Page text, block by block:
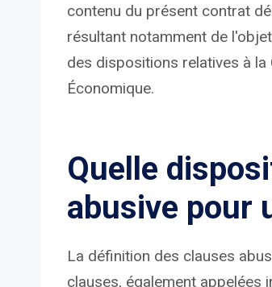
contenu du présent contrat
résultant notamment de
des dispositions relatives à
Économique.
Quelle
abusive pour
La définition des clauses
clauses, également